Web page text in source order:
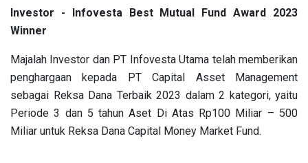
Investor - Infovesta Best Mutual Fund Award 2023
Winner
Majalah Investor dan PT Infovesta Utama telah memberikan
penghargaan kepada PT Capital Asset Management
sebagai Reksa Dana Terbaik 2023 dalam 2 kategori, yaitu
Periode 3 dan 5 tahun Aset Di Atas Rp100 Miliar – 500
Miliar untuk Reksa Dana Capital Money Market Fund.